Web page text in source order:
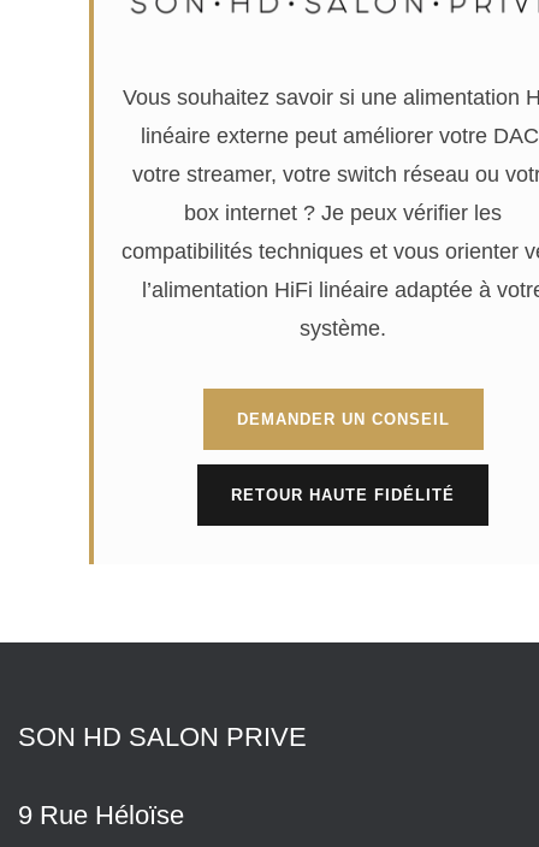
Vous souhaitez savoir si une alimentation
linéaire externe peut améliorer votre
votre streamer, votre switch réseau ou
box internet ? Je peux vérifier les
compatibilités techniques et vous orienter
l’alimentation HiFi linéaire adaptée à
système.
DEMANDER UN CONSEIL
RETOUR HAUTE FIDÉLITÉ
SON HD SALON PRIVE
9 Rue Héloïse